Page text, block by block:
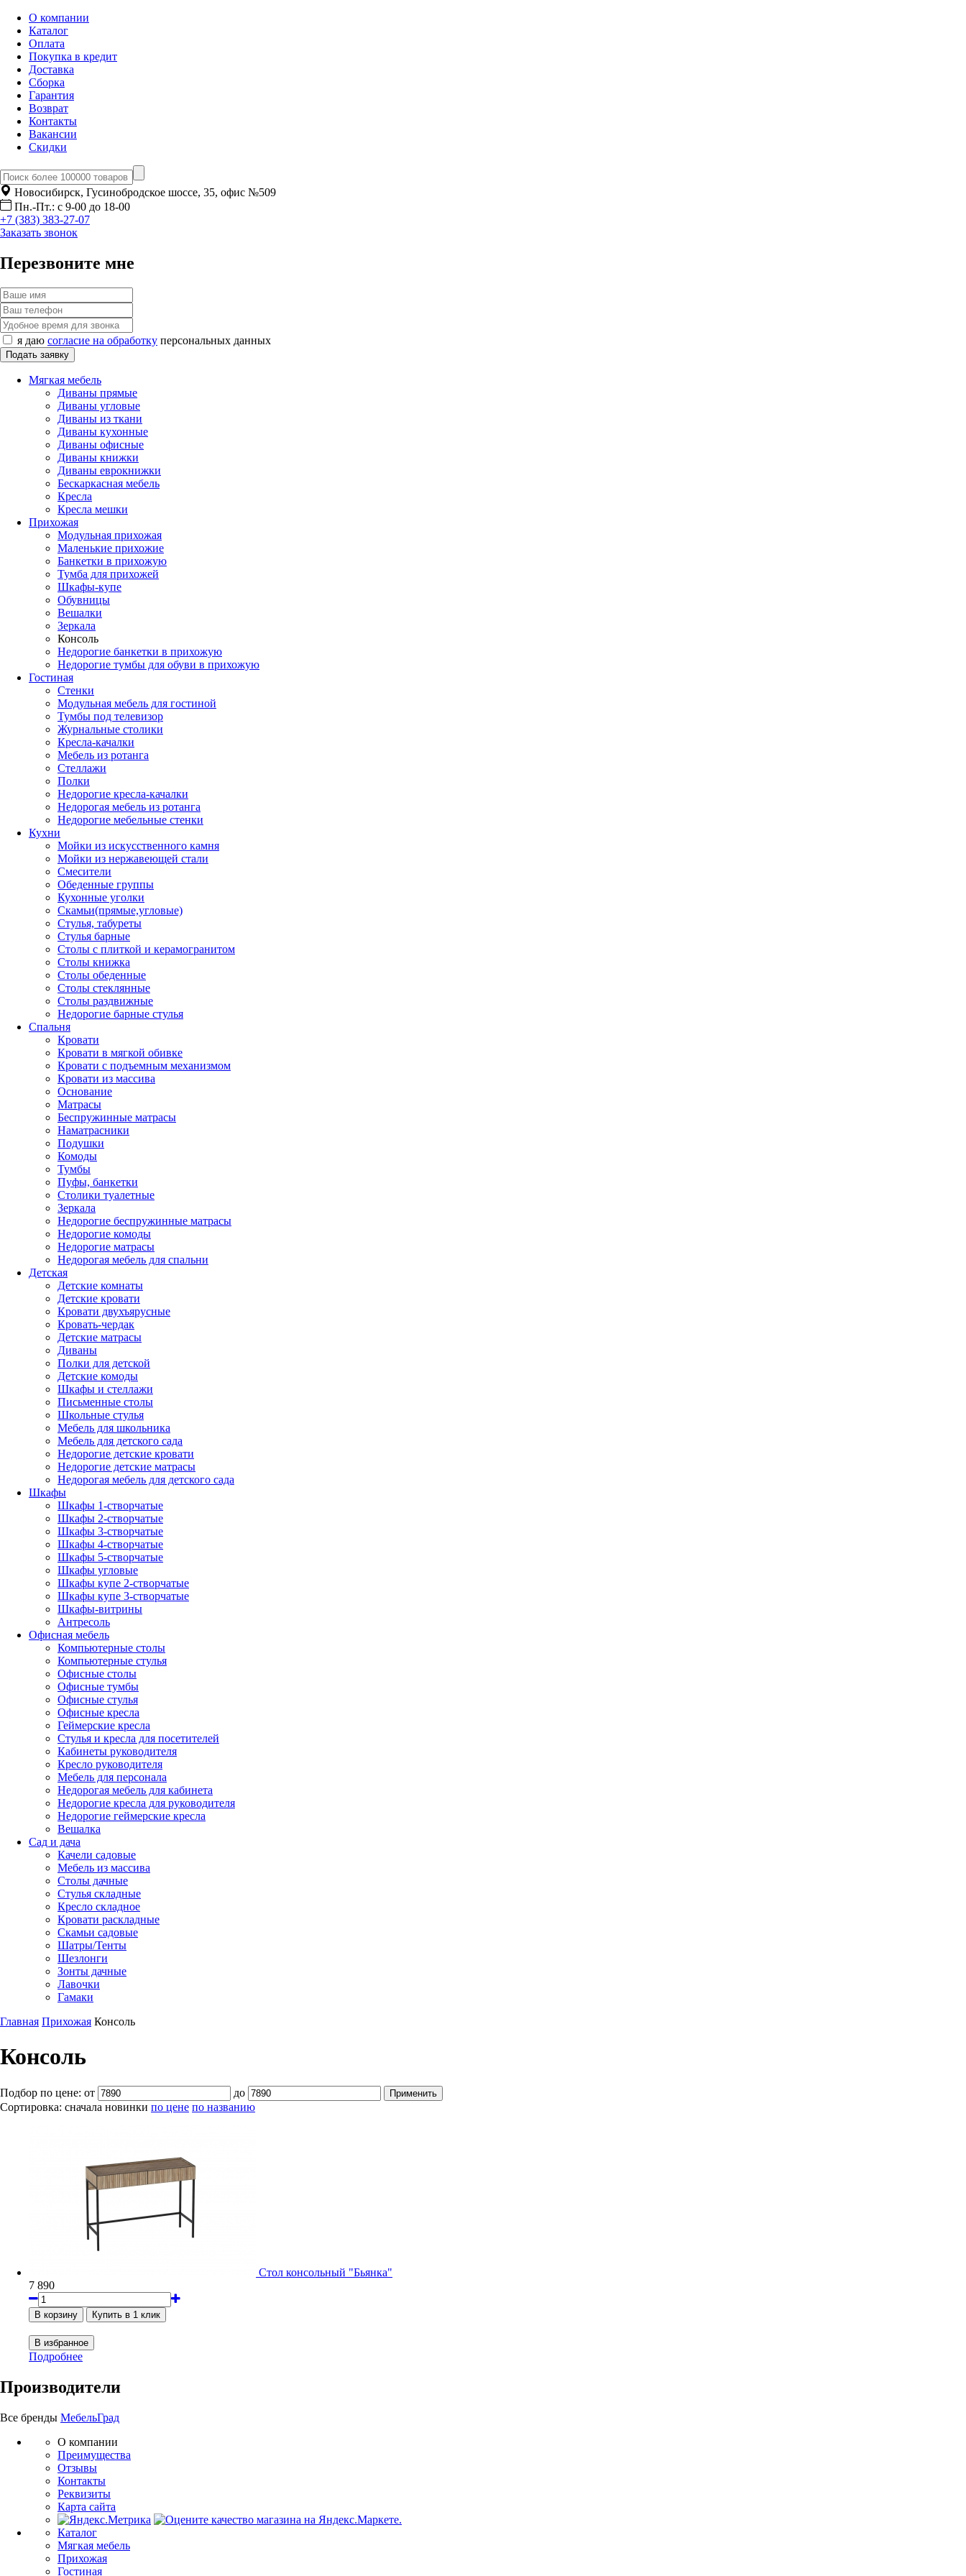
О компании
Каталог
Оплата
Покупка в кредит
Доставка
Сборка
Гарантия
Возврат
Контакты
Вакансии
Скидки
Новосибирск, Гусинобродское шоссе, 35, офис №509
Пн.-Пт.: с 9-00 до 18-00
+7 (383) 383-27-07
Заказать звонок
Перезвоните мне
я даю согласие на обработку персональных данных
Мягкая мебель
Диваны прямые
Диваны угловые
Диваны из ткани
Диваны кухонные
Диваны офисные
Диваны книжки
Диваны еврокнижки
Бескаркасная мебель
Кресла
Кресла мешки
Прихожая
Модульная прихожая
Маленькие прихожие
Банкетки в прихожую
Тумба для прихожей
Шкафы-купе
Обувницы
Вешалки
Зеркала
Консоль
Недорогие банкетки в прихожую
Недорогие тумбы для обуви в прихожую
Гостиная
Стенки
Модульная мебель для гостиной
Тумбы под телевизор
Журнальные столики
Кресла-качалки
Мебель из ротанга
Стеллажи
Полки
Недорогие кресла-качалки
Недорогая мебель из ротанга
Недорогие мебельные стенки
Кухни
Мойки из искусственного камня
Мойки из нержавеющей стали
Смесители
Обеденные группы
Кухонные уголки
Скамьи(прямые,угловые)
Стулья, табуреты
Стулья барные
Столы с плиткой и керамогранитом
Столы книжка
Столы обеденные
Столы стеклянные
Столы раздвижные
Недорогие барные стулья
Спальня
Кровати
Кровати в мягкой обивке
Кровати с подъемным механизмом
Кровати из массива
Основание
Матрасы
Беспружинные матрасы
Наматрасники
Подушки
Комоды
Тумбы
Пуфы, банкетки
Столики туалетные
Зеркала
Недорогие беспружинные матрасы
Недорогие комоды
Недорогие матрасы
Недорогая мебель для спальни
Детская
Детские комнаты
Детские кровати
Кровати двухъярусные
Кровать-чердак
Детские матрасы
Диваны
Полки для детской
Детские комоды
Шкафы и стеллажи
Письменные столы
Школьные стулья
Мебель для школьника
Мебель для детского сада
Недорогие детские кровати
Недорогие детские матрасы
Недорогая мебель для детского сада
Шкафы
Шкафы 1-створчатые
Шкафы 2-створчатые
Шкафы 3-створчатые
Шкафы 4-створчатые
Шкафы 5-створчатые
Шкафы угловые
Шкафы купе 2-створчатые
Шкафы купе 3-створчатые
Шкафы-витрины
Антресоль
Офисная мебель
Компьютерные столы
Компьютерные стулья
Офисные столы
Офисные тумбы
Офисные стулья
Офисные кресла
Геймерские кресла
Стулья и кресла для посетителей
Кабинеты руководителя
Кресло руководителя
Мебель для персонала
Недорогая мебель для кабинета
Недорогие кресла для руководителя
Недорогие геймерские кресла
Вешалка
Сад и дача
Качели садовые
Мебель из массива
Столы дачные
Стулья складные
Кресло складное
Кровати раскладные
Скамьи садовые
Шатры/Тенты
Шезлонги
Зонты дачные
Лавочки
Гамаки
Главная Прихожая Консоль
Консоль
Подбор по цене: от
до
Сортировка: сначала новинки по цене по названию
Стол консольный "Бьянка"
7 890
Подробнее
Производители
Все бренды МебельГрад
О компании
Преимущества
Отзывы
Контакты
Реквизиты
Карта сайта
Каталог
Мягкая мебель
Прихожая
Гостиная